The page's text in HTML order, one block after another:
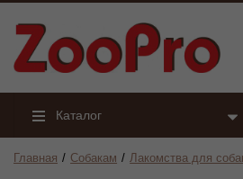
Каталог
Главная Собакам Лакомства для